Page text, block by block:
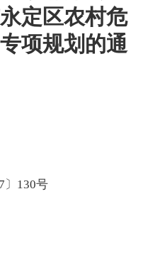
定区农村危
项规划的通
〕 130号